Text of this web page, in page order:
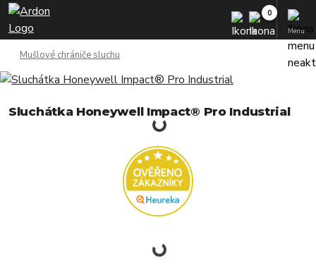
Menu
Mušlové chrániče sluchu
Sluchátka Honeywell Impact® Pro Industrial